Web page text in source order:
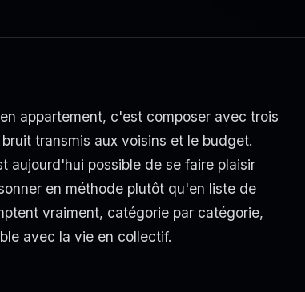
appartement, c'est composer avec trois
transmis aux voisins et le budget.
aujourd'hui possible de se faire plaisir
en méthode plutôt qu'en liste de
vraiment, catégorie par catégorie,
avec la vie en collectif.